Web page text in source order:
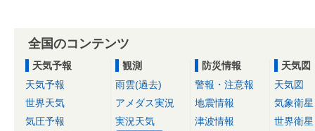
全国のコンテンツ
天気予報
天気予報
世界天気
気圧予報
観測
雨雲(過去)
アメダス実況
実況天気
防災情報
警報・注意報
地震情報
津波情報
天気図
天気図
気象衛星
世界衛星